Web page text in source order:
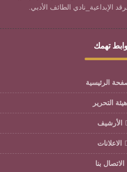
الإبداعية_نادي الطائف الأدبي.
تهمك
الرئيسية
هيئة التحرير
الأرشيف
الاعلانات
الاتصال بنا